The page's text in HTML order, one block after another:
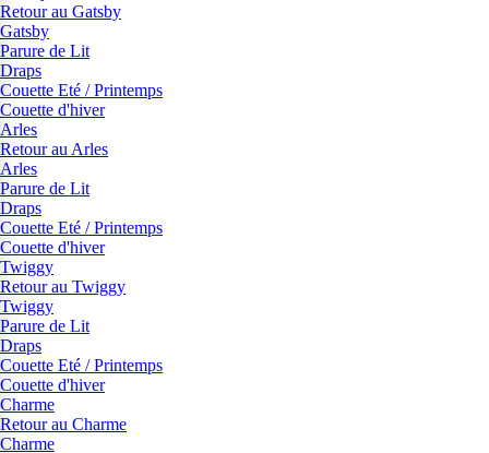
Retour au Gatsby
Gatsby
Parure de Lit
Draps
Couette Eté / Printemps
Couette d'hiver
Arles
Retour au Arles
Arles
Parure de Lit
Draps
Couette Eté / Printemps
Couette d'hiver
Twiggy
Retour au Twiggy
Twiggy
Parure de Lit
Draps
Couette Eté / Printemps
Couette d'hiver
Charme
Retour au Charme
Charme